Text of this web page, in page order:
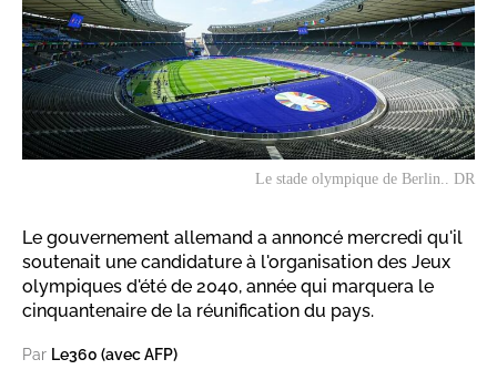
Le stade olympique de Berlin.. DR
Le gouvernement allemand a annoncé mercredi qu'il
soutenait une candidature à l'organisation des Jeux
olympiques d'été de 2040, année qui marquera le
cinquantenaire de la réunification du pays.
Par Le360 (avec AFP)